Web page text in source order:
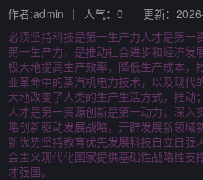
作者:admin 人气：0
更新：
必须坚持科技是第一生产力人才是第一
第一生产力，是推动社会进步和经济发
极大地提高生产效率，降低生产成本，
业革命中的蒸汽机电力技术，以及现代
大地改变了人类的生产生活方式，推动
人才是第一资源创新是第一动力，深入
略创新驱动发展战略，开辟发展新领域
新优势坚持教育优先发展科技自立自强
会主义现代化国家提供基础性战略性支
才强国。